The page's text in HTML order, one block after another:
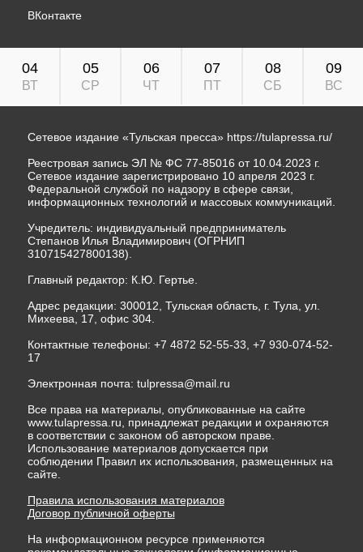
ВКонтакте
04
ВТ
05
СР
06
ЧТ
07
ПТ
08
СБ
09
ВС
Сетевое издание «Тульская пресса» https://tulapressa.ru/
Реестровая запись ЭЛ № ФС 77-85016 от 10.04.2023 г.
Сетевое издание зарегистрировано 10 апреля 2023 г.
Федеральной службой по надзору в сфере связи,
информационных технологий и массовых коммуникаций.
Учредитель: индивидуальный предприниматель
Степанов Илья Владимирович (ОГРНИП
310715427800138).
Главный редактор: К.Ю. Гертье.
Адрес редакции: 300012, Тульская область, г. Тула, ул.
Михеева, 17, офис 304.
Контактные телефоны: +7 4872 52-55-33, +7 930-074-52-
17
Электронная почта: tulpressa@mail.ru
Все права на материалы, опубликованные на сайте
www.tulapressa.ru, принадлежат редакции и охраняются
в соответствии с законом об авторском праве.
Использование материалов допускается при
соблюдении Правил их использования, размещенных на
сайте.
Правила использования материалов
Договор публичной оферты
На информационном ресурсе применяются